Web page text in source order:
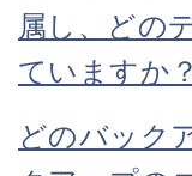
属し、どの
ていますか？
どのバック